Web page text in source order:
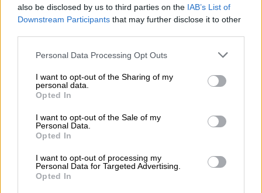
also be disclosed by us to third parties on the IAB’s List of
Downstream Participants that may further disclose it to other
Please note that this website/app uses one or more Google
not limited to your visit or usage behaviour. You may click to
grant or deny consent to Google and its third-party tags to
use your data for below specified purposes in below Google
consent section.
Personal Data Processing Opt Outs
I want to opt-out of the Sharing of my
personal data.
Opted In
I want to opt-out of the Sale of my
Personal Data.
Opted In
I want to opt-out of processing my
Personal Data for Targeted Advertising.
Opted In
ΔΙΑΒΑΣΤΕ ΕΠΙΣΗΣ
Φρίκη στα Ιωάννινα: Εκπαιδευτικός
κατηγορείται για σεξουαλική
παρενόχληση 10χρονης μαθήτριας
Ελλάδα|16.10.2025 23:10
Φοινικούντα: Οι αλλαγές στη διαθήκη
πριν το φονικό και η δραματική
κατάθεση του ανιψιού του θύματος